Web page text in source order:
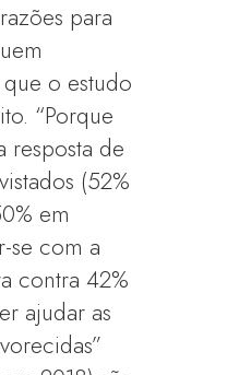
para
o estudo
“Porque
resposta de
(52%
em
se com a
contra 42%
ajudar as